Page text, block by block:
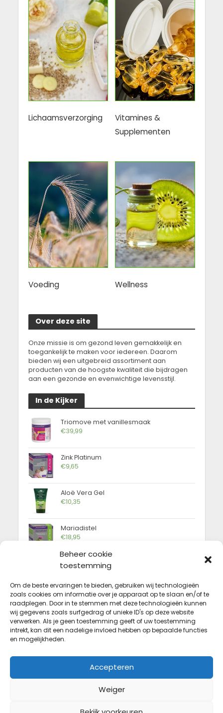
Beheer cookie
toestemming
Om de beste ervaringen te bieden, gebruiken wij technologieën
zoals cookies om informatie over je apparaat op te slaan en/of te
raadplegen. Door in te stemmen met deze technologieën kunnen
wij gegevens zoals surfgedrag of unieke ID's op deze website
verwerken. Als je geen toestemming geeft of uw toestemming
intrekt, kan dit een nadelige invloed hebben op bepaalde functies
en mogelijkheden.
Accepteren
Weiger
Lichaamsverzorging
Vitamines &
Supplementen
Voeding Wellness
Over deze site
Onze missie is om gezond leven gemakkelijk en
toegankelijk te maken voor iedereen. Daarom
bieden wij een uitgebreid assortiment aan
producten van de hoogste kwaliteit die bijdragen
aan een gezonde en evenwichtige levensstijl.
In de Kijker
Triomove met vanillesmaak
€39,99
Zink Platinum
€9,65
Aloë Vera Gel
€10,35
Mariadistel
€18,95
Amandelpasta
FAQ
Hoeveel bedragen de verzendkosten?
Welke betaalmethodes zijn er?
Hoe veilig is shoppen op Gezondmag.be?
Kan ik bestelde producten retourneren?